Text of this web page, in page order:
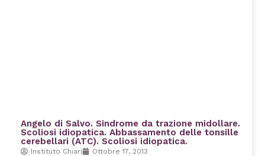
Angelo di Salvo. Sindrome da trazione midollare.
Scoliosi idiopatica. Abbassamento delle tonsille
cerebellari (ATC). Scoliosi idiopatica.
Instituto Chiari Ottobre 17, 2013